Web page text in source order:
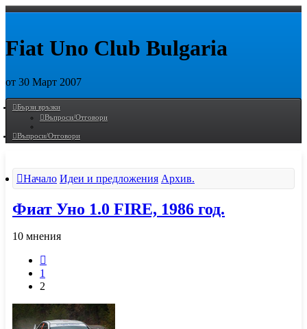
Fiat Uno Club Bulgaria
от 30 Март 2007
Пропусни
Бързи връзки
Въпроси/Отговори
Въпроси/Отговори
Начало Идеи и предложения Архив.
Фиат Уно 1.0 FIRE, 1986 год.
10 мнения
1
2